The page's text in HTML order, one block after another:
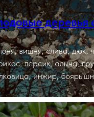
деревья
вишня, слива, дюк,
персик, алыча,
инжир,